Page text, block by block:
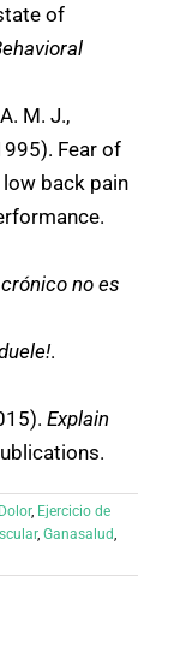
of
M. J.,
Fear of
back pain
no es
.
Explain
Dolor, Ejercicio de
, Ganasalud